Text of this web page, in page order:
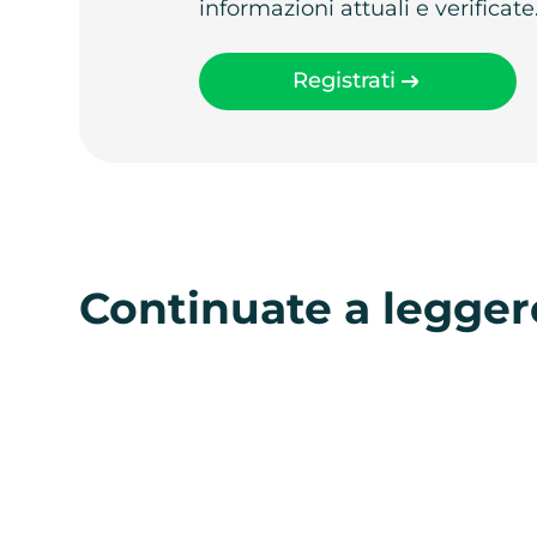
informazioni attuali e
Registrati
Continuate a